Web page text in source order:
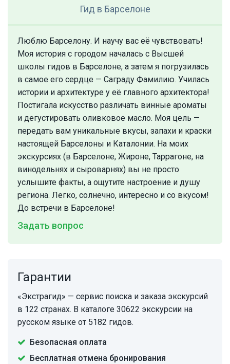
Гид в Барселоне
Люблю Барселону. И научу вас её чувствовать!
Моя история с городом началась с Высшей
школы гидов в Барселоне, а затем я погрузилась
в самое его сердце — Саграду Фамилию. Училась
истории и архитектуре у её главного архитектора!
Постигала искусство различать винные ароматы
и дегустировать оливковое масло. Моя цель —
передать вам уникальные вкусы, запахи и краски
настоящей Барселоны и Каталонии. На моих
экскурсиях (в Барселоне, Жироне, Таррагоне, на
винодельнях и сыроварнях) вы не просто
услышите факты, а ощутите настроение и душу
региона. Легко, солнечно, интересно и со вкусом!
До встречи в Барселоне!
Задать вопрос
Гарантии
«Экстрагид» — сервис поиска и заказа экскурсий
в 122 странах. В каталоге 30622 экскурсии на
русском языке от 5182 гидов.
Безопасная оплата
Бесплатная отмена бронирования